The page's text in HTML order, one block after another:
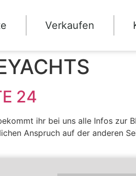
Verkaufen
24
ihr bei uns alle Infos zur
Anspruch auf der anderen